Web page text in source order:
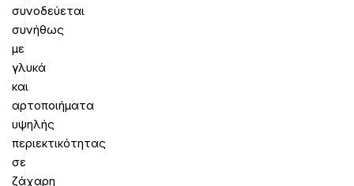
συνοδεύεται
συνήθως
με
γλυκά
και
αρτοποιήματα
υψηλής
περιεκτικότητας
σε
ζάχαρη